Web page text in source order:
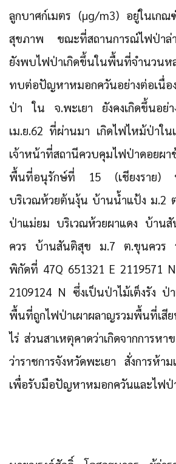
ลูกบาศก์เมตร (µg/m3) อยู่ในเกณ
สุขภาพ ขณะที่สถานการณ์ไฟป่าล่
ยังพบไฟป่าเกิดขึ้นในพื้นที่จำนวนห
ทบต่อปัญหาหมอกควันอย่างต่อเนื่อ
ป่า ใน จ.พะเยา ยังคงเกิดขึ้นอย่
เม.ย.62 ที่ผ่านมา เกิดไฟไหม้ป่าใ
เจ้าหน้าที่สถานีควบคุมไฟป่าดอยผ
พื้นที่อนุรักษ์ที่ 15 (เชียงราย)
บริเวณห้วยต้นงุ้น บ้านน้ำแป้ง ม.2
ป่าแม่ยม บริเวณห้วยผาแดง บ้าน
ควร บ้านสันติสุข ม.7 ต.ขุนควร
พิกัดที่ 47Q 651321 E 2119571
2109124 N ซึ่งเป็นป่าไม้เต็งรัง
พื้นที่ถูกไฟป่าเผาผลาญรวมพื้นที่เ
ไร่ ส่วนสาเหตุคาดว่าเกิดจากการห
ว่าราชการจังหวัดพะเยา สั่งการห้า
เพื่อรับมือปัญหาหมอกควันและไฟป่